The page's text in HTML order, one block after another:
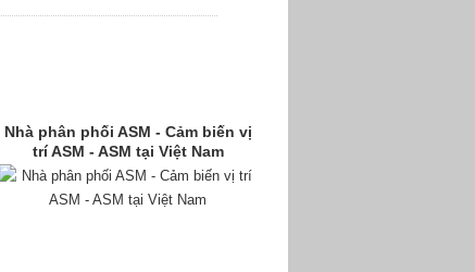
Nhà phân phối ASM - Cảm biến vị
trí ASM - ASM tại Việt Nam